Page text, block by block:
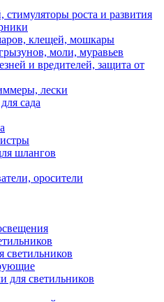
стимуляторы роста и развития
клещей, мошкары
моли, муравьев
и вредителей, защита от
лески
сада
шлангов
оросители
для светильников